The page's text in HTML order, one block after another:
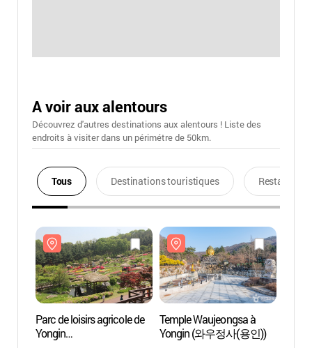
A voir aux alentours
Découvrez d'autres destinations aux alentours ! Liste des
endroits à visiter dans un périmétre de 50km.
Tous Destinations touristiques Restaurants
Parc de loisirs agricole de
Yongin
Temple Waujeongsa à
Yongin (와우정사(용인))